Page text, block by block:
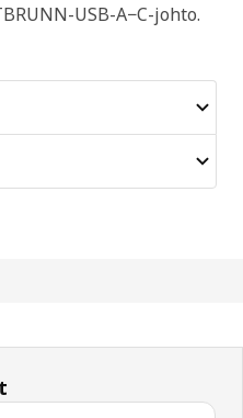
USB-A−C-johto.